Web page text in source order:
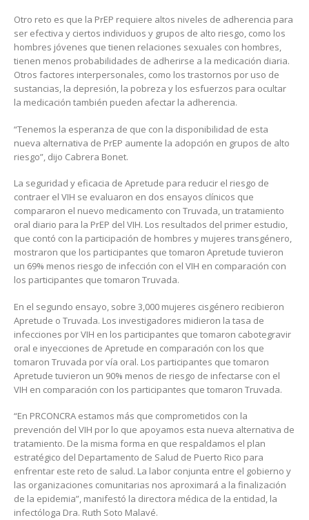
Otro reto es que la PrEP requiere altos niveles de adherencia para
ser efectiva y ciertos individuos y grupos de alto riesgo, como los
hombres jóvenes que tienen relaciones sexuales con hombres,
tienen menos probabilidades de adherirse a la medicación diaria.
Otros factores interpersonales, como los trastornos por uso de
sustancias, la depresión, la pobreza y los esfuerzos para ocultar
la medicación también pueden afectar la adherencia.
“Tenemos la esperanza de que con la disponibilidad de esta
nueva alternativa de PrEP aumente la adopción en grupos de alto
riesgo”, dijo Cabrera Bonet.
La seguridad y eficacia de Apretude para reducir el riesgo de
contraer el VIH se evaluaron en dos ensayos clínicos que
compararon el nuevo medicamento con Truvada, un tratamiento
oral diario para la PrEP del VIH. Los resultados del primer estudio,
que contó con la participación de hombres y mujeres transgénero,
mostraron que los participantes que tomaron Apretude tuvieron
un 69% menos riesgo de infección con el VIH en comparación con
los participantes que tomaron Truvada.
En el segundo ensayo, sobre 3,000 mujeres cisgénero recibieron
Apretude o Truvada. Los investigadores midieron la tasa de
infecciones por VIH en los participantes que tomaron cabotegravir
oral e inyecciones de Apretude en comparación con los que
tomaron Truvada por vía oral. Los participantes que tomaron
Apretude tuvieron un 90% menos de riesgo de infectarse con el
VIH en comparación con los participantes que tomaron Truvada.
“En PRCONCRA estamos más que comprometidos con la
prevención del VIH por lo que apoyamos esta nueva alternativa de
tratamiento. De la misma forma en que respaldamos el plan
estratégico del Departamento de Salud de Puerto Rico para
enfrentar este reto de salud. La labor conjunta entre el gobierno y
las organizaciones comunitarias nos aproximará a la finalización
de la epidemia”, manifestó la directora médica de la entidad, la
infectóloga Dra. Ruth Soto Malavé.